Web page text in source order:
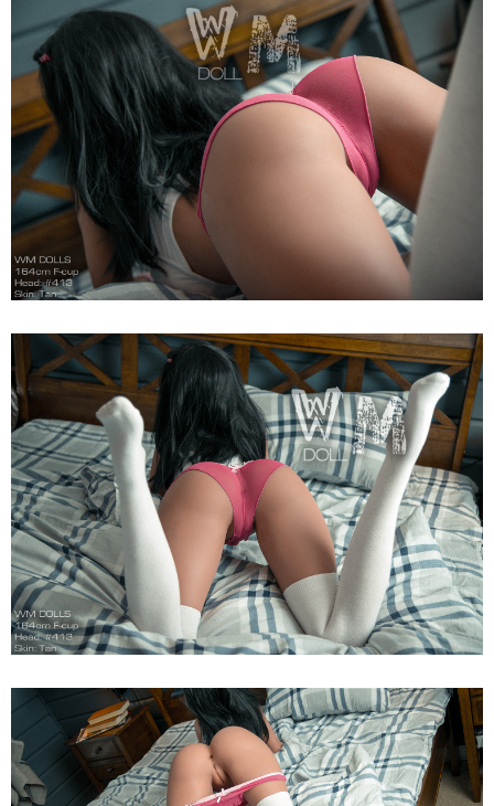
Tình
Dục
WM
Dolls
F
Anita
164cm
Siêu
Thật,
Cao
Cấp,
Hot
Búp
Tình
WM
Dolls
F
Anita
164cm
Siêu
Thật,
Cao
Cấp,
Hot
Búp
Tình
Dục
WM